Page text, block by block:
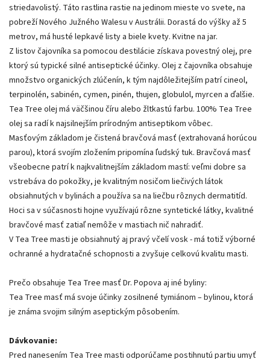
striedavolistý. Táto rastlina rastie na jedinom mieste vo svete, na
pobreží Nového Južného Walesu v Austrálii. Dorastá do výšky až 5
metrov, má husté lepkavé listy a biele kvety. Kvitne na jar.
Z listov čajovníka sa pomocou destilácie získava povestný olej, pre
ktorý sú typické silné antiseptické účinky. Olej z čajovníka obsahuje
množstvo organických zlúčenín, k tým najdôležitejším patrí cineol,
terpinolén, sabinén, cymen, pinén, thujen, globulol, myrcen a ďalšie.
Tea Tree olej má väčšinou číru alebo žltkastú farbu. 100% Tea Tree
olej sa radí k najsilnejším prírodným antiseptikom vôbec.
Masťovým základom je čistená bravčová masť (extrahovaná horúcou
parou), ktorá svojím zložením pripomína ľudský tuk. Bravčová masť
všeobecne patrí k najkvalitnejším základom mastí: veľmi dobre sa
vstrebáva do pokožky, je kvalitným nosičom liečivých látok
obsiahnutých v bylinách a používa sa na liečbu rôznych dermatitíd.
Hoci sa v súčasnosti hojne využívajú rôzne syntetické látky, kvalitné
bravčové masť zatiaľ nemôže v mastiach nič nahradiť.
V Tea Tree masti je obsiahnutý aj pravý včelí vosk - má totiž výborné
ochranné a hydratačné schopnosti a zvyšuje celkovú kvalitu masti.
Prečo obsahuje Tea Tree masť Dr. Popova aj iné byliny:
Tea Tree masť má svoje účinky zosilnené tymiánom – bylinou, ktorá
je známa svojim silným aseptickým pôsobením.
Dávkovanie:
Pred nanesením Tea Tree masti odporúčame postihnutú partiu umyť